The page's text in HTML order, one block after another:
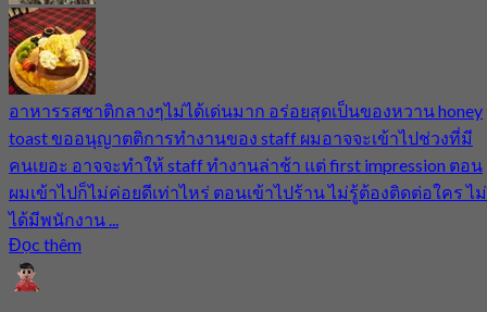
อาหารรสชาติกลางๆไม่ได้เด่นมาก อร่อยสุดเป็นของหวาน honey
toast ขออนุญาตติการทำงานของ staff ผมอาจจะเข้าไปช่วงที่มี
คนเยอะ อาจจะทำให้ staff ทำงานล่าช้า แต่ first impression ตอน
ผมเข้าไปก็ไม่ค่อยดีเท่าไหร่ ตอนเข้าไปร้าน ไม่รู้ต้องติดต่อใคร ไม่
ได้มีพนักงาน ...
Đọc thêm